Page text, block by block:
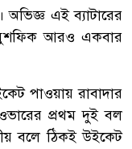
এই ব্যাটারের
মুশফিক আরও একবার
পাওয়ায় রাবাদার
ওভারের প্রথম দুই বল
বলে ঠিকই উইকেট